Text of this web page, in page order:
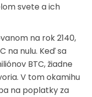
svete a ich
na rok 2140,
na nulu. Keď sa
BTC, žiadne
V tom okamihu
na poplatky za